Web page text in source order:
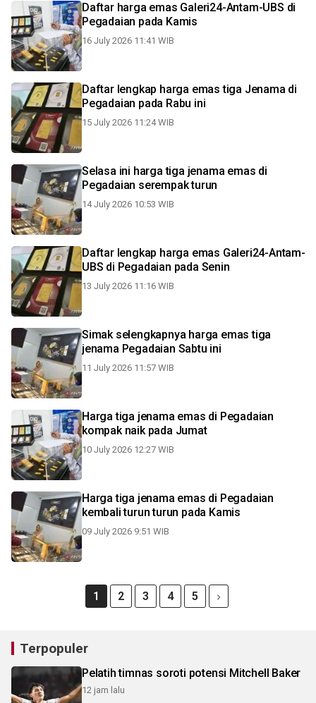
Daftar harga emas Galeri24-Antam-UBS di
Pegadaian pada Kamis
16 July 2026 11:41 WIB
Daftar lengkap harga emas tiga Jenama di
Pegadaian pada Rabu ini
15 July 2026 11:24 WIB
Selasa ini harga tiga jenama emas di
Pegadaian serempak turun
14 July 2026 10:53 WIB
Daftar lengkap harga emas Galeri24-Antam-
UBS di Pegadaian pada Senin
13 July 2026 11:16 WIB
Simak selengkapnya harga emas tiga
jenama Pegadaian Sabtu ini
11 July 2026 11:57 WIB
Harga tiga jenama emas di Pegadaian
kompak naik pada Jumat
10 July 2026 12:27 WIB
Harga tiga jenama emas di Pegadaian
kembali turun turun pada Kamis
09 July 2026 9:51 WIB
1 2 3 4 5
Terpopuler
Pelatih timnas soroti potensi Mitchell Baker
12 jam lalu